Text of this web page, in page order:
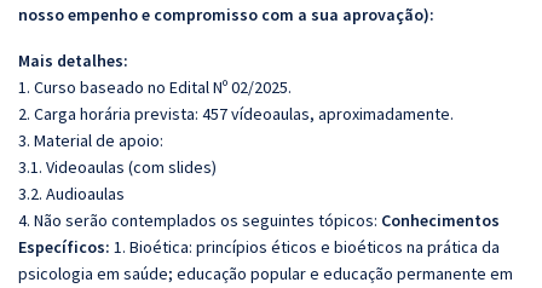
nosso empenho e compromisso com a sua aprovação):
Mais detalhes:
1. Curso baseado no Edital Nº 02/2025.
2. Carga horária prevista: 457 vídeoaulas, aproximadamente.
3. Material de apoio:
3.1. Videoaulas (com slides)
3.2. Audioaulas
4. Não serão contemplados os seguintes tópicos: Conhecimentos
Específicos: 1. Bioética: princípios éticos e bioéticos na prática da
psicologia em saúde; educação popular e educação permanente em